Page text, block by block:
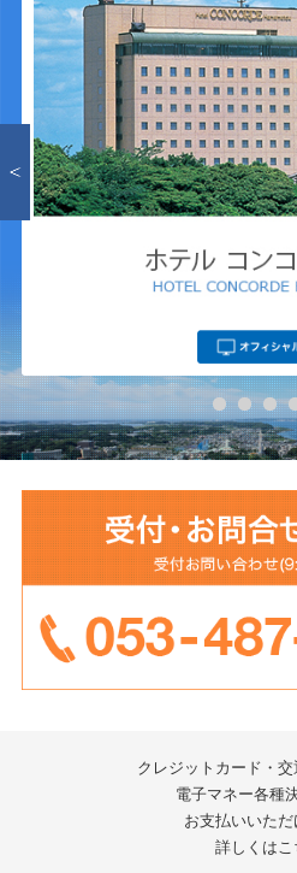
クレジットカード・交
電子マネー各種
お支払いいただ
詳しくはこ